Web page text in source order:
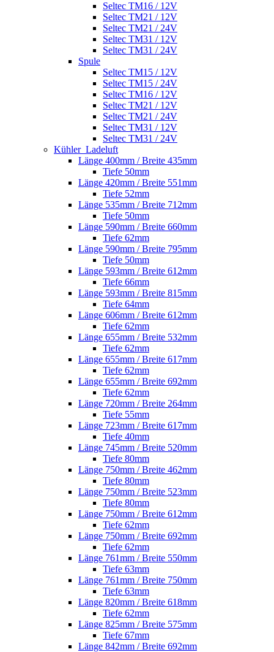
Seltec TM16 / 12V
Seltec TM21 / 12V
Seltec TM21 / 24V
Seltec TM31 / 12V
Seltec TM31 / 24V
Spule
Seltec TM15 / 12V
Seltec TM15 / 24V
Seltec TM16 / 12V
Seltec TM21 / 12V
Seltec TM21 / 24V
Seltec TM31 / 12V
Seltec TM31 / 24V
Kühler_Ladeluft
Länge 400mm / Breite 435mm
Tiefe 50mm
Länge 420mm / Breite 551mm
Tiefe 52mm
Länge 535mm / Breite 712mm
Tiefe 50mm
Länge 590mm / Breite 660mm
Tiefe 62mm
Länge 590mm / Breite 795mm
Tiefe 50mm
Länge 593mm / Breite 612mm
Tiefe 66mm
Länge 593mm / Breite 815mm
Tiefe 64mm
Länge 606mm / Breite 612mm
Tiefe 62mm
Länge 655mm / Breite 532mm
Tiefe 62mm
Länge 655mm / Breite 617mm
Tiefe 62mm
Länge 655mm / Breite 692mm
Tiefe 62mm
Länge 720mm / Breite 264mm
Tiefe 55mm
Länge 723mm / Breite 617mm
Tiefe 40mm
Länge 745mm / Breite 520mm
Tiefe 80mm
Länge 750mm / Breite 462mm
Tiefe 80mm
Länge 750mm / Breite 523mm
Tiefe 80mm
Länge 750mm / Breite 612mm
Tiefe 62mm
Länge 750mm / Breite 692mm
Tiefe 62mm
Länge 761mm / Breite 550mm
Tiefe 63mm
Länge 761mm / Breite 750mm
Tiefe 63mm
Länge 820mm / Breite 618mm
Tiefe 62mm
Länge 825mm / Breite 575mm
Tiefe 67mm
Länge 842mm / Breite 692mm